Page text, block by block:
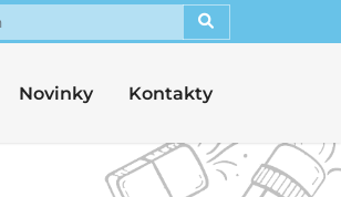
Search
Novinky Kontakty